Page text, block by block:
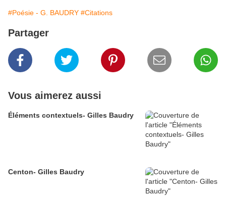
#Poésie - G. BAUDRY #Citations
Partager
Vous aimerez aussi
Éléments contextuels- Gilles Baudry
Centon- Gilles Baudry